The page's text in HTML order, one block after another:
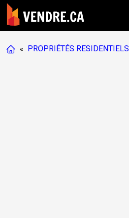
« PROPRIÉTÉS RESIDENTIELS